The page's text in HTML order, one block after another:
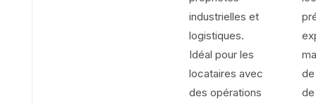
industrielles et
logistiques.
Idéal pour les
locataires avec
des opérations